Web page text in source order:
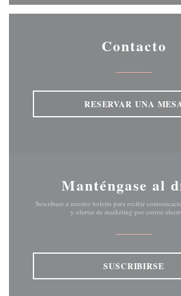
Contacto
RESERVAR UNA
Manténgase al
Suscríbase a nuestro boletín para recibir
y ofertas de marketing por correo
SUSCRIBIRSE